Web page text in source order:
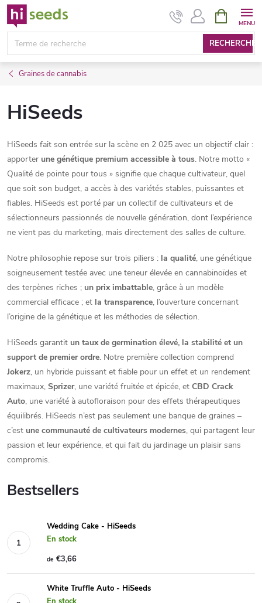
Aller
au
contenu
RECHERCHE
PANIER
D'ACHAT
Graines de cannabis
HiSeeds
HiSeeds fait son entrée sur la scène en 2 025 avec un objectif clair :
apporter une génétique premium accessible à tous. Notre motto «
Qualité de pointe pour tous » signifie que chaque cultivateur, quel
que soit son budget, a accès à des variétés stables, puissantes et
fiables. HiSeeds est porté par un collectif de cultivateurs et de
sélectionneurs passionnés de nouvelle génération, dont l’expérience
ne vient pas du marketing, mais directement des salles de culture.
Notre philosophie repose sur trois piliers : la qualité, une génétique
soigneusement testée avec une teneur élevée en cannabinoïdes et
des terpènes riches ; un prix imbattable, grâce à un modèle
commercial efficace ; et la transparence, l’ouverture concernant
l’origine de la génétique et les méthodes de sélection.
HiSeeds garantit un taux de germination élevé, la stabilité et un
support de premier ordre. Notre première collection comprend
Jokerz, un hybride puissant et fiable pour un effet et un rendement
maximaux, Sprizer, une variété fruitée et épicée, et CBD Crack
Auto, une variété à autofloraison pour des effets thérapeutiques
équilibrés. HiSeeds n’est pas seulement une banque de graines –
c’est une communauté de cultivateurs modernes, qui partagent leur
passion et leur expérience, et qui fait du jardinage un plaisir sans
compromis.
Bestsellers
Wedding Cake - HiSeeds
En stock
de €3,66
White Truffle Auto - HiSeeds